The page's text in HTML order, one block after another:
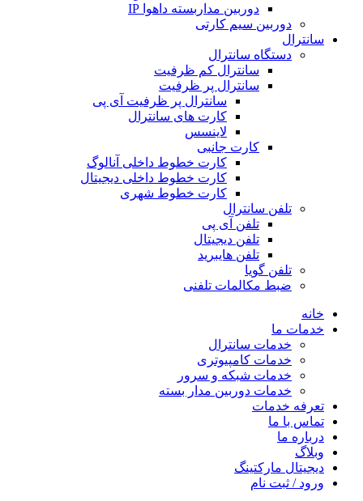
دوربین مداربسته داهوا IP
دوربین سیم کارتی
سانترال
دستگاه سانترال
سانترال کم ظرفیت
سانترال پر ظرفیت
سانترال پر ظرفیت آی پی
کارت های سانترال
لاینسس
کارت جانبی
کارت خطوط داخلی آنالوگ
کارت خطوط داخلی دیجیتال
کارت خطوط شهری
تلفن سانترال
تلفن آی پی
تلفن دیجیتال
تلفن هایبرید
تلفن گویا
ضبط مکالمات تلفنی
خانه
خدمات ما
خدمات سانترال
خدمات کامپیوتری
خدمات شبکه و سرور
خدمات دوربین مدار بسته
تعرفه خدمات
تماس با ما
درباره ما
وبلاگ
دیجیتال مارکتینگ
ورود / ثبت نام